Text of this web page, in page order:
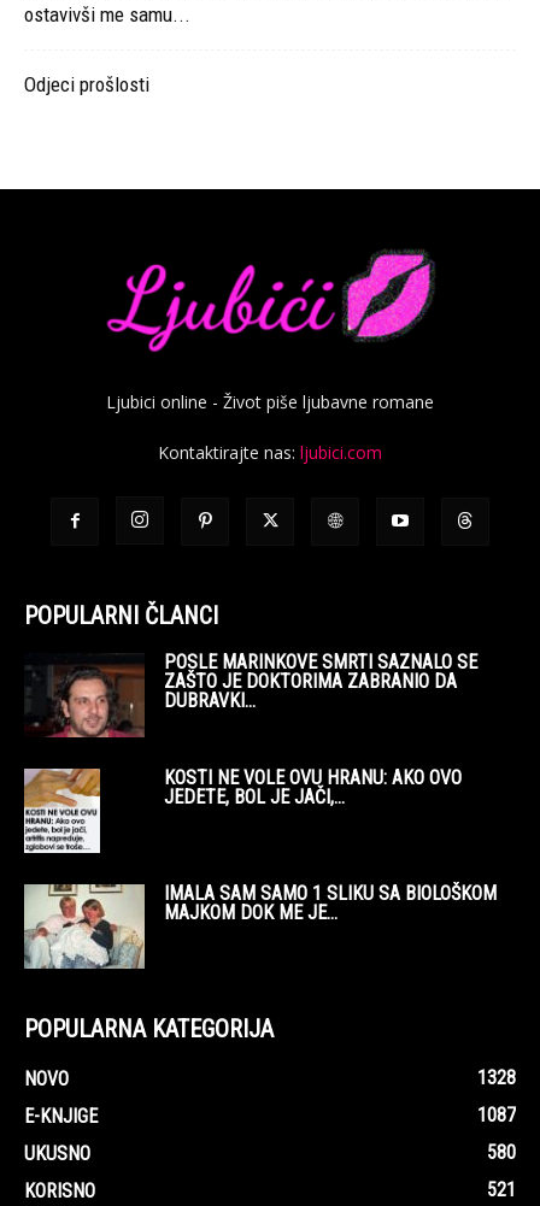
ostavivši me samu...
Odjeci prošlosti
Ljubici online - Život piše ljubavne romane
Kontaktirajte nas: ljubici.com
POPULARNI ČLANCI
POSLE MARINKOVE SMRTI SAZNALO SE
ZAŠTO JE DOKTORIMA ZABRANIO DA
DUBRAVKI...
KOSTI NE VOLE OVU HRANU: AKO OVO
JEDETE, BOL JE JAČI,...
IMALA SAM SAMO 1 SLIKU SA BIOLOŠKOM
MAJKOM DOK ME JE...
POPULARNA KATEGORIJA
NOVO
1328
E-KNJIGE
1087
UKUSNO
580
KORISNO
521